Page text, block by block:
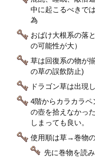
中に起こるべきで
為
おばけ大根系の落
の可能性が大）
草は回復系の物が
の草の誤飲防止)
ドラゴン草は出現
4階からカラカラ
の壺を拾えなかっ
しまっても良い。
使用順は草→巻物
先に巻物を読